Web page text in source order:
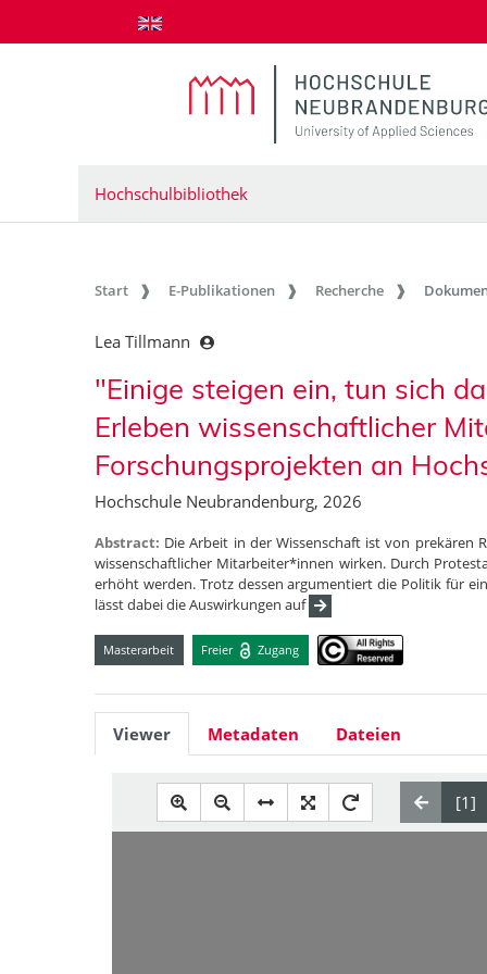
zum Inhalt springen
Hochschulbibliothek
Start E-Publikationen Recherche
Lea Tillmann
"Einige steigen ein, tun sich
Erleben wissenschaftlicher
Forschungsprojekten an
Hochschule Neubrandenburg, 2026
Abstract: Die Arbeit in der Wissenschaft ist von prekären
wissenschaftlicher Mitarbeiter*innen wirken. Durch
erhöht werden. Trotz dessen argumentiert die Politik für
lässt dabei die Auswirkungen auf
Masterarbeit Freier Zugang
Viewer Metadaten Dateien